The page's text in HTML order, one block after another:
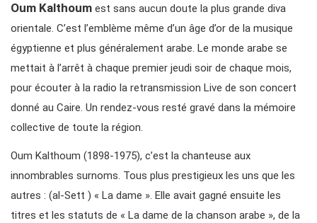
Oum Kalthoum est sans aucun doute la plus grande diva
orientale. C’est l’emblème même d’un âge d’or de la musique
égyptienne et plus généralement arabe. Le monde arabe se
mettait à l’arrêt à chaque premier jeudi soir de chaque mois,
pour écouter à la radio la retransmission Live de son concert
donné au Caire. Un rendez-vous resté gravé dans la mémoire
collective de toute la région.
Oum Kalthoum (1898-1975), c’est la chanteuse aux
innombrables surnoms. Tous plus prestigieux les uns que les
autres : (al-Sett ) « La dame ». Elle avait gagné ensuite les
titres et les statuts de « La dame de la chanson arabe », de la